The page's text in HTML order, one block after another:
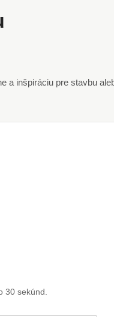
a inšpiráciu pre stavbu
30 sekúnd.